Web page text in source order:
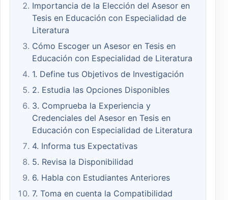
Importancia de la Elección del Asesor en
Tesis en Educación con Especialidad de
Literatura
Cómo Escoger un Asesor en Tesis en
Educación con Especialidad de Literatura
1. Define tus Objetivos de Investigación
2. Estudia las Opciones Disponibles
3. Comprueba la Experiencia y
Credenciales del Asesor en Tesis en
Educación con Especialidad de Literatura
4. Informa tus Expectativas
5. Revisa la Disponibilidad
6. Habla con Estudiantes Anteriores
7. Toma en cuenta la Compatibilidad